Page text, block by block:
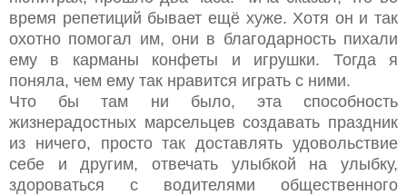
время репетиций бывает ещё хуже. Хотя он и так
охотно помогал им, они в благодарность пихали
ему в карманы конфеты и игрушки. Тогда я
поняла, чем ему так нравится играть с ними.
Что бы там ни было, эта способность
жизнерадостных марсельцев создавать праздник
из ничего, просто так доставлять удовольствие
себе и другим, отвечать улыбкой на улыбку,
здороваться с водителями общественного